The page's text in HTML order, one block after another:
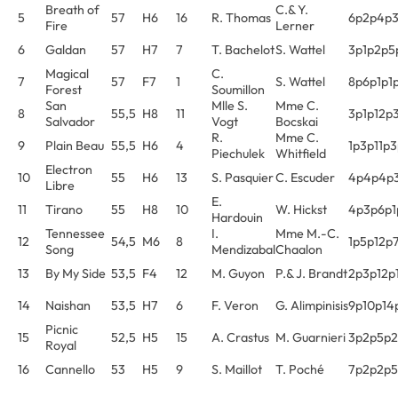
5
Breath of
Fire
57 H6 16 R. Thomas C.& Y.
Lerner
6
Galdan 57 H7 7 T. BachelotS. Wattel
7
Magical
Forest
57 F7 1
C.
Soumillon
S. Wattel
8
San
Salvador
55,5 H8 11
Mlle S.
Vogt
Mme C.
Bocskai
9
Plain Beau 55,5 H6 4
R.
Piechulek
Mme C.
Whitfield
10
Electron
Libre
55 H6 13 S. PasquierC. Escuder
11
Tirano 55 H8 10
E.
Hardouin
W. Hickst
12
Tennessee
Song
54,5 M6 8
I.
Mendizabal
Mme M.-C.
Chaalon
13
By My Side 53,5 F4 12 M. Guyon P.& J. Brandt
14
Naishan 53,5 H7 6 F. Veron G. Alimpinisis
15
Picnic
Royal
52,5 H5 15 A. Crastus M. Guarnieri
16
Cannello 53 H5 9 S. Maillot T. Poché